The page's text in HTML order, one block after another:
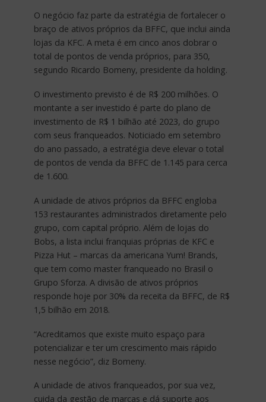
O negócio faz parte da estratégia de fortalecer o
braço de ativos próprios da BFFC, que inclui ainda
lojas da KFC. A meta é em cinco anos dobrar o
total de pontos de venda próprios, para 350,
segundo Ricardo Bomeny, presidente da holding.
O investimento previsto é de R$ 200 milhões. O
montante a ser investido é parte do plano de
investimento de R$ 1 bilhão até 2023, do grupo
com seus franqueados. Noticiado em setembro
do ano passado, a estratégia deve elevar o total
de pontos de venda da BFFC de 1.145 para cerca
de 1.600.
A unidade de ativos próprios da BFFC engloba
153 restaurantes administrados diretamente pelo
grupo, com capital próprio. Além de lojas do
Bobs, a lista inclui franquias próprias de KFC e
Pizza Hut – marcas da americana Yum! Brands,
que tem como master franqueado no Brasil o
Grupo Sforza. A divisão de ativos próprios
responde hoje por 30% da receita da BFFC, de R$
1,5 bilhão em 2018.
“Acreditamos que existe muito espaço para
potencializar e ter um crescimento mais rápido
nesse negócio”, diz Bomeny.
A unidade de ativos franqueados, por sua vez,
cuida da gestão de marcas e dá suporte aos